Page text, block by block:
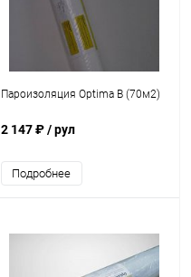
Пароизоляция Optima B (70м2)
2 147 ₽/ рул
Подробнее